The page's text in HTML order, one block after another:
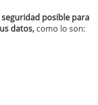
posible para
datos, como lo son: